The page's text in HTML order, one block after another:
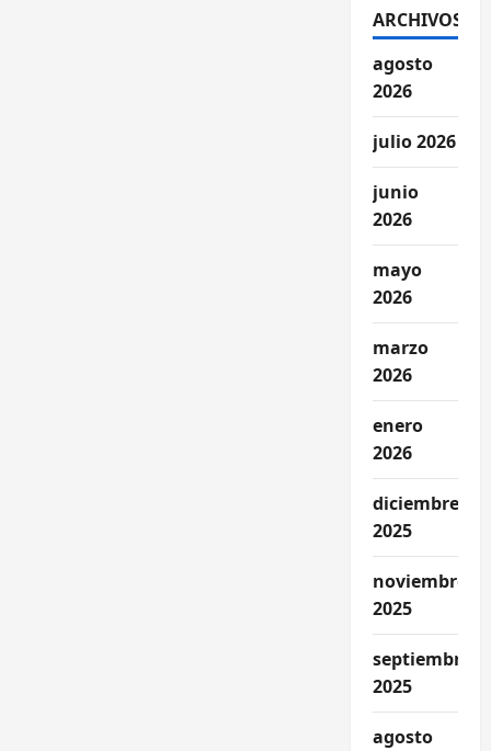
ARCHIVOS
agosto
2026
julio 2026
junio
2026
mayo
2026
marzo
2026
enero
2026
diciembre
2025
noviembre
2025
septiembre
2025
agosto